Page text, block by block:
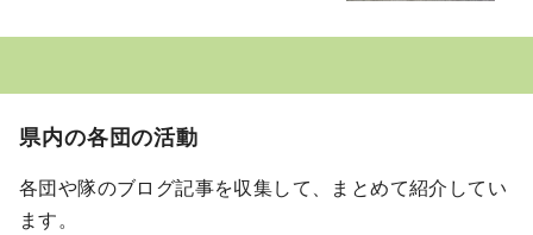
県内の各団の活動
各団や隊のブログ記事を収集して、まとめて紹介してい
ます。